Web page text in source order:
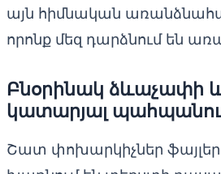
այն հիմնական
որոնք մեզ դարձնում են
Բնօրինակ ձևաչափի
կատարյալ
Շատ փոխարկիչներ